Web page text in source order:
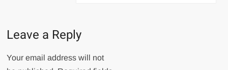
Leave a Reply
Your email address will not